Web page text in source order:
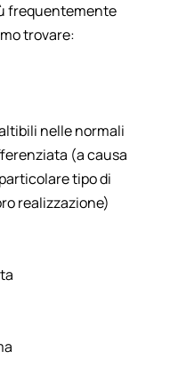
frequentemente
trovare:
nelle normali
(a causa
tipo di
realizzazione)